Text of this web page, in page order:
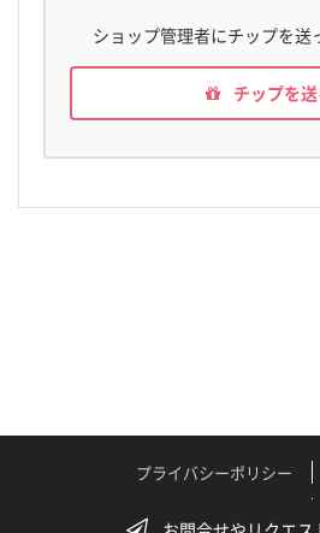
ショップ管理者にチップを送
チップを
プライバシーポリシー